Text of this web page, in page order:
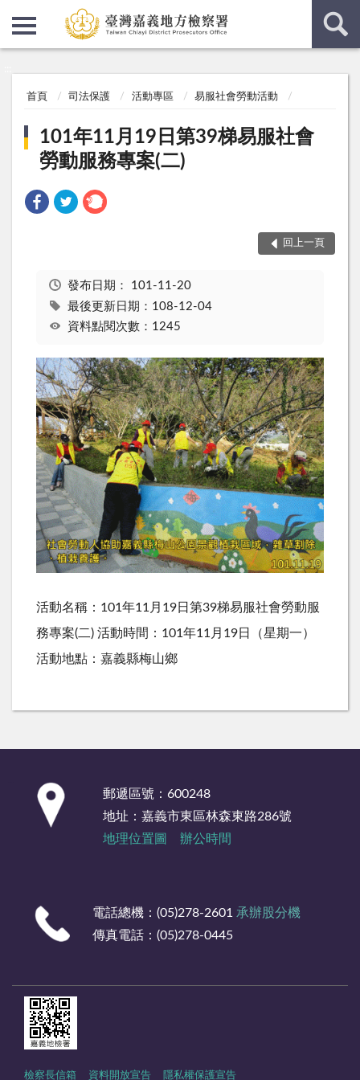
首頁 司法保護 活動專區 易服社會勞動活動
101年11月19日第39梯易服社會
勞動服務專案(二)
回上一頁
發布日期： 101-11-20
最後更新日期：108-12-04
資料點閱次數：1245
活動名稱：101年11月19日第39梯易服社會勞動服
務專案(二) 活動時間：101年11月19日（星期一）
活動地點：嘉義縣梅山鄉
郵遞區號：600248
地址：嘉義市東區林森東路286號
地理位置圖
辦公時間
電話總機：(05)278-2601 承辦股分機
傳真電話：(05)278-0445
檢察長信箱 資料開放宣告 隱私權保護宣告